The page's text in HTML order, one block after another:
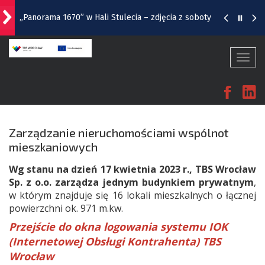
„Panorama 1670” w Hali Stulecia – zdjęcia z soboty
Raport inwestycyjny z Wrocławia [1-7.08]
Remont torów na Stawowej i Peronowej. Od 8
sierpnia zmiany dla kierowców i pasażerów MPK
Zarządzanie nieruchomościami wspólnot
mieszkaniowych
Wg stanu na dzień 17 kwietnia 2023 r., TBS Wrocław
Sp. z o.o. zarządza jednym budynkiem prywatnym,
w którym znajduje się 16 lokali mieszkalnych o łącznej
powierzchni ok. 971 m.kw.
Przejście do okna logowania systemu IOK
(Internetowej Obsługi Kontrahenta) TBS
Wrocław